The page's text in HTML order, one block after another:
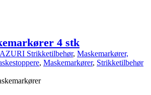
4 stk
Strikketilbehør, Maskemarkører,
, Maskemarkører, Strikketilbehør